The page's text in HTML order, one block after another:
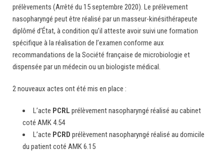
prélèvements (Arrêté du 15 septembre 2020). Le prélèvement
nasopharyngé peut être réalisé par un masseur-kinésithérapeute
diplômé d’État, à condition qu’il atteste avoir suivi une formation
spécifique à la réalisation de l’examen conforme aux
recommandations de la Société française de microbiologie et
dispensée par un médecin ou un biologiste médical.
2 nouveaux actes ont été mis en place :
L’acte PCRL prélèvement nasopharyngé réalisé au cabinet
coté AMK 4.54
L’acte PCRD prélèvement nasopharyngé réalisé au domicile
du patient coté AMK 6.15